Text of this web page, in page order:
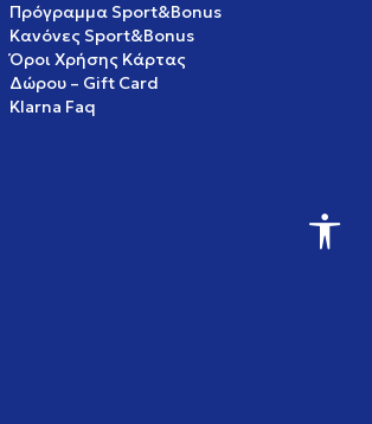
Πρόγραμμα Sport&Bonus
Κανόνες Sport&Bonus
Όροι Χρήσης Κάρτας
Δώρου – Gift Card
Klarna Faq